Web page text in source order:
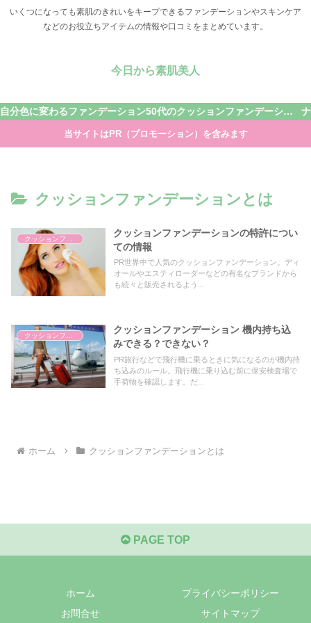
いくつになっても素肌のきれいをキープできるファンデーションやスキンケア
などのお役立ちアイテムの情報や口コミをまとめています。
今日から素肌美人
自分色に変わるファンデーション 50代のクッションファンデーション
当サイトはPR（プロモーション）を含みます
クッションファンデーションとは
クッションファンデーションの特許につい
ての情報
PR世界中で人気のクッションファンデーション。ディ
オールやエスティローダーなどの有名なブランドから
も続々と販売されるよう...
クッションファンデーションとは
クッションファンデーション 機内持ち込
みできる？できない？
PR旅行などで飛行機に乗るときに気になるのが機内持
ち込みのルール。飛行機に乗り込む前に保安検査場で
手荷物を確認します。だ...
ホーム クッションファンデーションとは
PAGE TOP
ホーム
プライバシーポリシー
お問合せ
サイトマップ